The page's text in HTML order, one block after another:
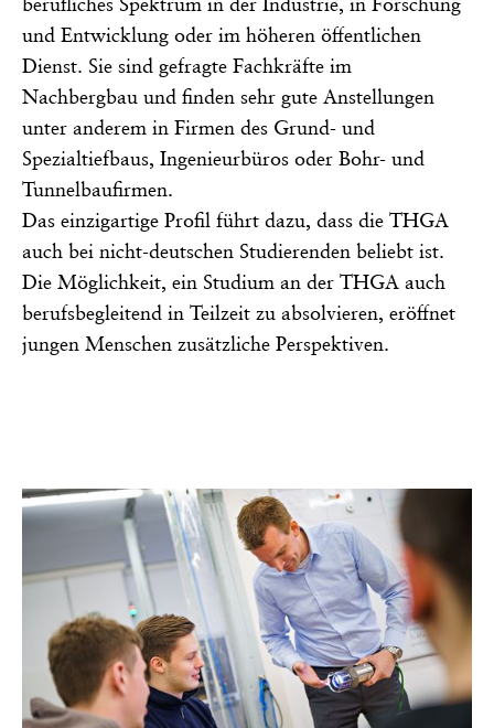
und Entwicklung oder im höheren öffentlichen
Dienst. Sie sind gefragte Fachkräfte im
Nachbergbau und finden sehr gute Anstellungen
unter anderem in Firmen des Grund- und
Spezialtiefbaus, Ingenieurbüros oder Bohr- und
Tunnelbaufirmen.
Das einzigartige Profil führt dazu, dass die THGA
auch bei nicht-deutschen Studierenden beliebt ist.
Die Möglichkeit, ein Studium an der THGA auch
berufsbegleitend in Teilzeit zu absolvieren, eröffnet
jungen Menschen zusätzliche Perspektiven.